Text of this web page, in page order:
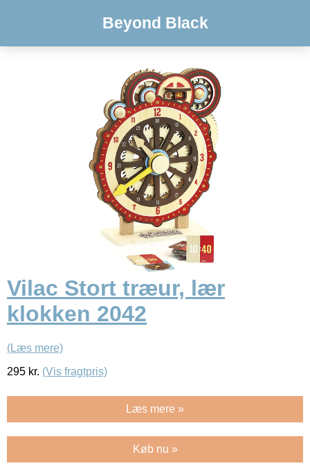
Beyond Black
Vilac Stort træur, lær
klokken 2042
(Læs mere)
295 kr. (Vis fragtpris)
Læs mere »
Køb nu »